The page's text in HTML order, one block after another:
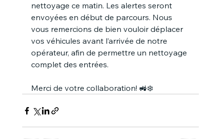
nettoyage ce matin. Les alertes seront
envoyées en début de parcours. Nous
vous remercions de bien vouloir déplacer
vos véhicules avant l’arrivée de notre
opérateur, afin de permettre un nettoyage
complet des entrées.
Merci de votre collaboration! 🚜❄️